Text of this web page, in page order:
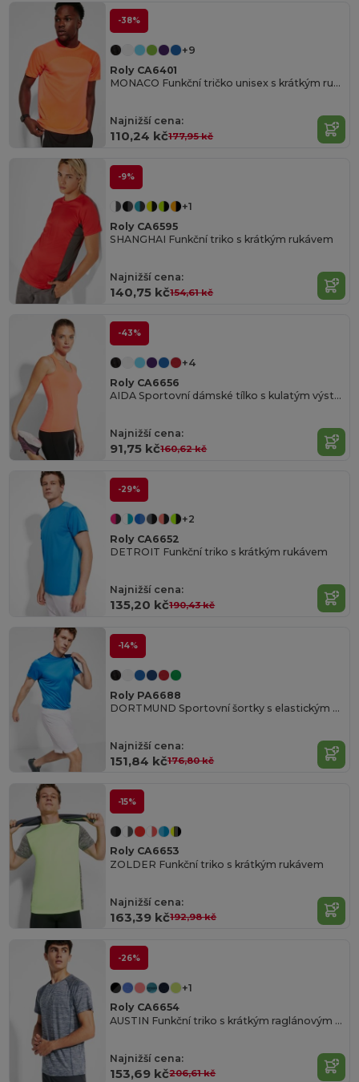
-38%
+9
Roly CA6401
MONACO Funkční tričko unisex s krátkým rukávem
Najnižší cena:
110,24 kč177,95 kč
-9%
+1
Roly CA6595
SHANGHAI Funkční triko s krátkým rukávem
Najnižší cena:
140,75 kč154,61 kč
-43%
+4
Roly CA6656
AIDA Sportovní dámské tílko s kulatým výstřihem a se zadním vykrojením v plaveckém stylu
Najnižší cena:
91,75 kč160,62 kč
-29%
+2
Roly CA6652
DETROIT Funkční triko s krátkým rukávem
Najnižší cena:
135,20 kč190,43 kč
-14%
Roly PA6688
DORTMUND Sportovní šortky s elastickým pasem s vnitřní stahovací šňůrkou
Najnižší cena:
151,84 kč176,80 kč
-15%
Roly CA6653
ZOLDER Funkční triko s krátkým rukávem
Najnižší cena:
163,39 kč192,98 kč
-26%
+1
Roly CA6654
AUSTIN Funkční triko s krátkým raglánovým rukávem
Najnižší cena:
153,69 kč206,61 kč